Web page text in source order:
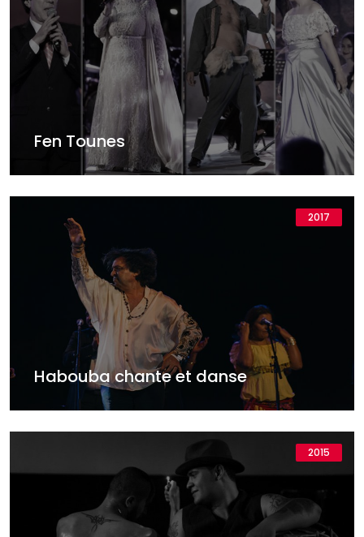
Fen Tounes
2017
Habouba chante et danse
2015